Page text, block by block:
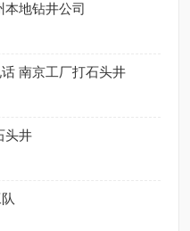
本地钻井公司
南京工厂打石头井
头井